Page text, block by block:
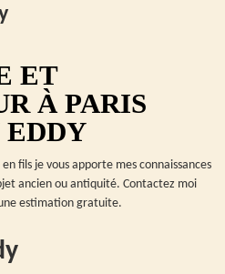
ET
À PARIS
fils je vous apporte mes connaissances
ancien ou antiquité. Contactez moi
estimation gratuite.